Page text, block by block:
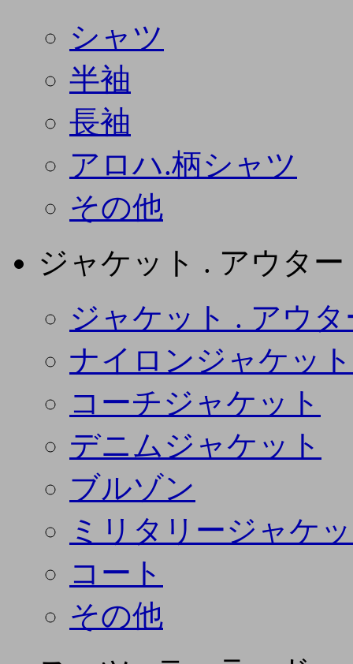
シャツ
半袖
長袖
アロハ.柄シャツ
その他
ジャケット . アウター
ジャケット . アウタ
ナイロンジャケット
コーチジャケット
デニムジャケット
ブルゾン
ミリタリージャケ
コート
その他